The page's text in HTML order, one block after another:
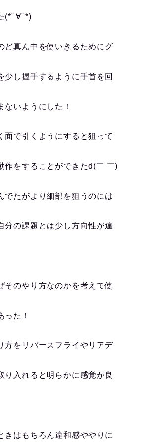
(*ﾟ∀ﾟ*)
ど真ん中を使いきるためにグ
少し握手するように手首を回
ないようにした！
面で引くようにすると狙って
作をすることができたd(￣ ￣)
でたがより細部を狙うのには
分の課題とは少し方向性が違
そのやり方なのかを考えて使
った！
方をリバースフライやリアデ
り入れると明らかに感覚が良
きはもちろん違和感ややりに